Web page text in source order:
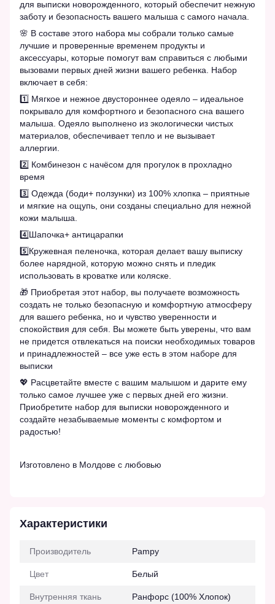
для выписки новорожденного, который обеспечит нежную
заботу и безопасность вашего малыша с самого начала.
🌸 В составе этого набора мы собрали только самые
лучшие и проверенные временем продукты и
аксессуары, которые помогут вам справиться с любыми
вызовами первых дней жизни вашего ребенка. Набор
включает в себя:
1️⃣ Мягкое и нежное двустороннее одеяло – идеальное
покрывало для комфортного и безопасного сна вашего
малыша. Одеяло выполнено из экологически чистых
материалов, обеспечивает тепло и не вызывает
аллергии.
2️⃣ Комбинезон с начёсом для прогулок в прохладно
время
3️⃣ Одежда (боди+ ползунки) из 100% хлопка – приятные
и мягкие на ощупь, они созданы специально для нежной
кожи малыша.
4️⃣Шапочка+ антицарапки
5️⃣Кружевная пеленочка, которая делает вашу выписку
более нарядной, которую можно снять и пледик
использовать в кроватке или коляске.
🎁 Приобретая этот набор, вы получаете возможность
создать не только безопасную и комфортную атмосферу
для вашего ребенка, но и чувство уверенности и
спокойствия для себя. Вы можете быть уверены, что вам
не придется отвлекаться на поиски необходимых товаров
и принадлежностей – все уже есть в этом наборе для
выписки
💖 Расцветайте вместе с вашим малышом и дарите ему
только самое лучшее уже с первых дней его жизни.
Приобретите набор для выписки новорожденного и
создайте незабываемые моменты с комфортом и
радостью!
Изготовлено в Молдове с любовью
Характеристики
Производитель Pampy
Цвет Белый
Внутренняя ткань Ранфорс (100% Хлопок)